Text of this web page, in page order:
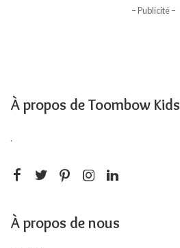
– Publicité –
À propos de Toombow Kids
.
À propos de nous